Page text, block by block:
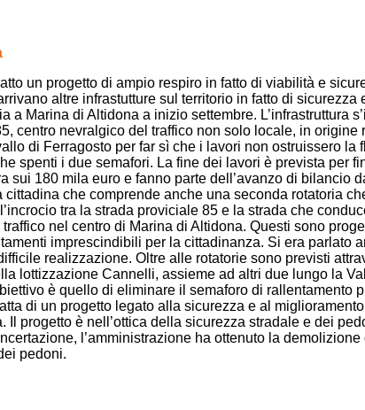
un progetto di ampio respiro in fatto di viabilità e
altre infrastutture sul territorio in fatto di
a Marina di Altidona a inizio settembre.
centro nevralgico del traffico non solo locale, in
di Ferragosto per far sì che i lavori non ostruissero
spenti i due semafori. La fine dei lavori è prevista per
sui 180 mila euro e fanno parte dell’avanzo di
che comprende anche una seconda rotatoria
tra la strada proviciale 85 e la strada che
nel centro di Marina di Altidona. Questi sono
imprescindibili per la cittadinanza. Si era parlato
realizzazione. Oltre alle rotatorie sono previsti
lottizzazione Cannelli, assieme ad altri due lungo la
è quello di eliminare il semaforo di
di un progetto legato alla sicurezza e al
progetto è nell’ottica della sicurezza stradale e dei
l’amministrazione ha ottenuto la
pedoni.